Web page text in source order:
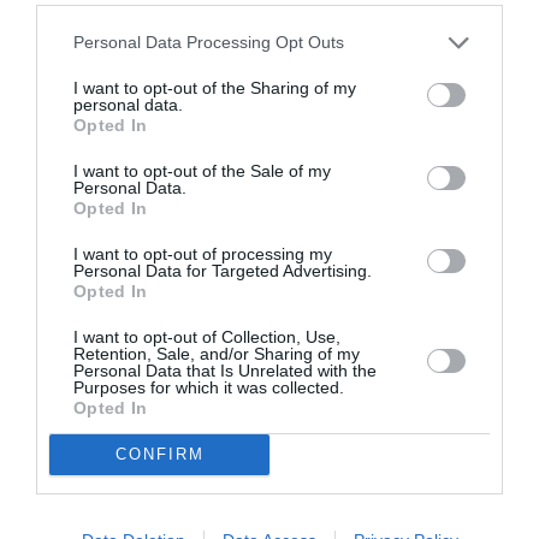
Personal Data Processing Opt Outs
I want to opt-out of the Sharing of my
personal data.
Opted In
I want to opt-out of the Sale of my
Personal Data.
Opted In
I want to opt-out of processing my
Personal Data for Targeted Advertising.
Opted In
I want to opt-out of Collection, Use,
Retention, Sale, and/or Sharing of my
Personal Data that Is Unrelated with the
Purposes for which it was collected.
Opted In
CONFIRM
DERNIERS COMMENTAIRES
Insolite : le Pentagone publie de nouvelles vidéos
d’OVNI
SERGE13a commenté l'article :
Bruxelles
Dubai leasing